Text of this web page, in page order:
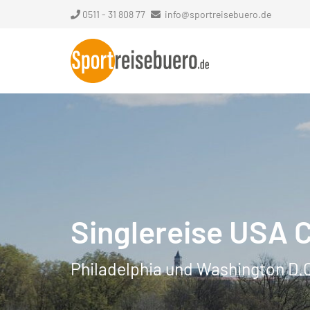
0511 - 31 808 77 info@sportreisebuero.de
Singlereise USA
Philadelphia und Washington